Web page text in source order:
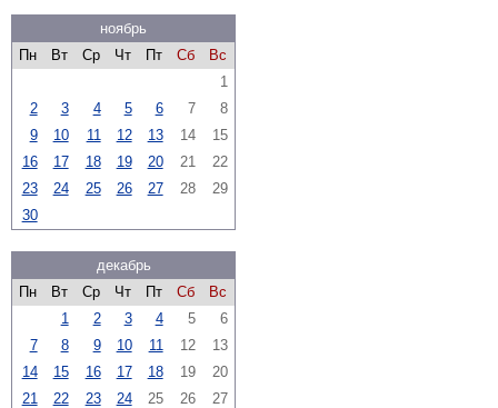
ноябрь
Пн
Вт Ср Чт Пт Сб
Вс
1
2
3 4 5 6 7
8
9
10 11 12 13 14
15
16
17 18 19 20 21
22
23
24 25 26 27 28
29
30
декабрь
Пн
Вт Ср Чт Пт Сб
Вс
1
2 3 4 5
6
7
8 9 10 11 12
13
14
15 16 17 18 19
20
21
22 23 24 25 26
27